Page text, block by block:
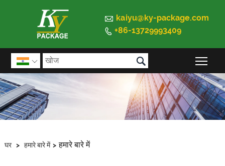
 kaiyu@ky-package.com
 +86-13729993409
 
घर > हमारे बारे में > हमारे बारे में